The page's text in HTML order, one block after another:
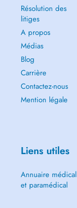
Résolution des
litiges
A propos
Médias
Blog
Carrière
Contactez-nous
Mention légale
Liens utiles
Annuaire médical
et paramédical